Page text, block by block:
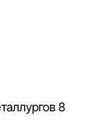
8